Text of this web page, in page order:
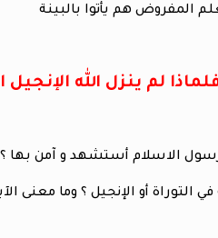
لم ينزل الله
في التوراة أو الإنجيل ؟ وما معنى